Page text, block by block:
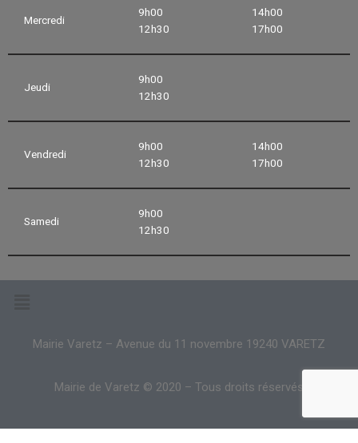
Mercredi
9h00
12h30
14h00
17h00
Jeudi
9h00
12h30
Vendredi
9h00
12h30
14h00
17h00
Samedi
9h00
12h30
Mairie Varetz – Avenue du 11 novembre 19240 VARETZ
Mairie de Varetz © 2020 – Tous droits réservés